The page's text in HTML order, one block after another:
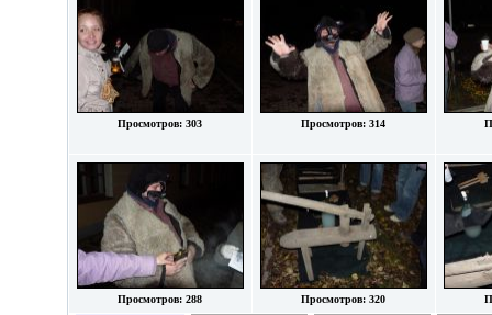
Просмотров: 303 Просмотров: 314
Просмотров: 288 Просмотров: 320